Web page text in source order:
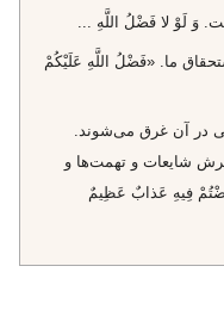
ما. «فَضْلُ اللَّهِ عَلَيْكُمْ
در آن غرق مى‌شوند.
پذيرش شايعات و تهمت‌ها و
فِيهِ عَذابٌ عَظِيمٌ‌